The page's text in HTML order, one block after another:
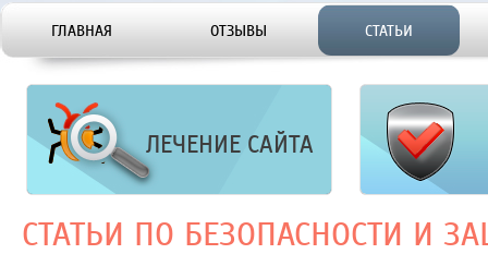
ГЛАВНАЯ ОТЗЫВЫ СТАТЬИ
ЛЕЧЕНИЕ САЙТА
СТАТЬИ ПО БЕЗОПАСНОСТИ И